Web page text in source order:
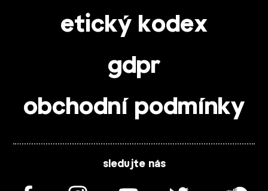
etický kodex
gdpr
obchodní podmínky
sledujte nás